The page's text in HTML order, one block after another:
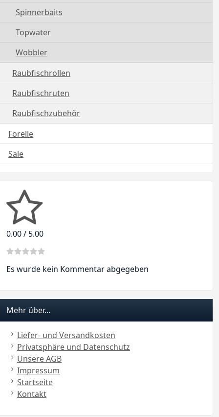
Spinnerbaits
Topwater
Wobbler
Raubfischrollen
Raubfischruten
Raubfischzubehör
Forelle
Sale
0.00 / 5.00
Es wurde kein Kommentar abgegeben
Mehr über...
Liefer- und Versandkosten
Privatsphäre und Datenschutz
Unsere AGB
Impressum
Startseite
Kontakt